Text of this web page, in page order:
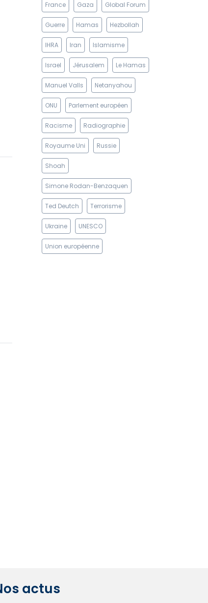
France Gaza Global Forum
Guerre Hamas Hezbollah
IHRA Iran Islamisme
Israel Jérusalem Le Hamas
Manuel Valls Netanyahou
ONU Parlement européen
Racisme Radiographie
Royaume Uni Russie
Shoah
Simone Rodan-Benzaquen
Ted Deutch Terrorisme
Ukraine UNESCO
Union européenne
actus